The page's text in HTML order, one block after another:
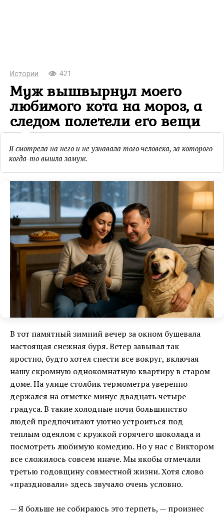
Истории 421
Муж вышвырнул моего
любимого кота на мороз, а
следом полетели его вещи
Я смотрела на него и не узнавала того человека, за которого
когда-то вышла замуж.
В тот памятный зимний вечер за окном бушевала
настоящая снежная буря. Ветер завывал так
яростно, будто хотел снести все вокруг, включая
нашу скромную однокомнатную квартиру в старом
доме. На улице столбик термометра уверенно
держался на отметке минус двадцать четыре
градуса. В такие холодные ночи большинство
людей предпочитают уютно устроиться под
теплым одеялом с кружкой горячего шоколада и
посмотреть любимую комедию. Но у нас с Виктором
все сложилось совсем иначе. Мы якобы отмечали
третью годовщину совместной жизни. Хотя слово
«праздновали» здесь звучало очень условно.
— Я больше не собираюсь это терпеть, — произнес